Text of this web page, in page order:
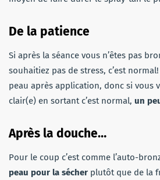
De la patience
Si après la séance vous n’êtes pas
souhaitiez pas de stress, c’est normal!
peau après application, donc si vous
clair(e) en sortant c’est normal, un
Après la douche…
Pour le coup c’est comme l’auto-
peau pour la sécher plutôt que de la